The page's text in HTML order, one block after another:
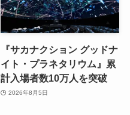
『サカナクション グッドナ
イト・プラネタリウム』累
計入場者数10万人を突破
2026年8月5日